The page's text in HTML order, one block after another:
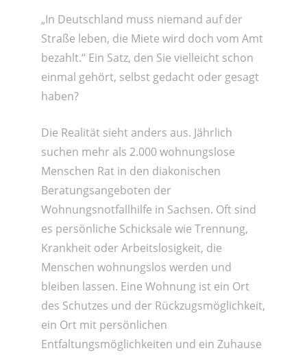
„In Deutschland muss niemand auf der
Straße leben, die Miete wird doch vom Amt
bezahlt.“ Ein Satz, den Sie vielleicht schon
einmal gehört, selbst gedacht oder gesagt
haben?
Die Realität sieht anders aus. Jährlich
suchen mehr als 2.000 wohnungslose
Menschen Rat in den diakonischen
Beratungsangeboten der
Wohnungsnotfallhilfe in Sachsen. Oft sind
es persönliche Schicksale wie Trennung,
Krankheit oder Arbeitslosigkeit, die
Menschen wohnungslos werden und
bleiben lassen. Eine Wohnung ist ein Ort
des Schutzes und der Rückzugsmöglichkeit,
ein Ort mit persönlichen
Entfaltungsmöglichkeiten und ein Zuhause